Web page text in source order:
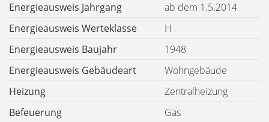
Energieausweis Jahrgang
ab dem 1.5.2014
Energieausweis Werteklasse
H
Energieausweis Baujahr
1948
Energieausweis Gebäudeart
Wohngebäude
Heizung
Zentralheizung
Befeuerung
Gas